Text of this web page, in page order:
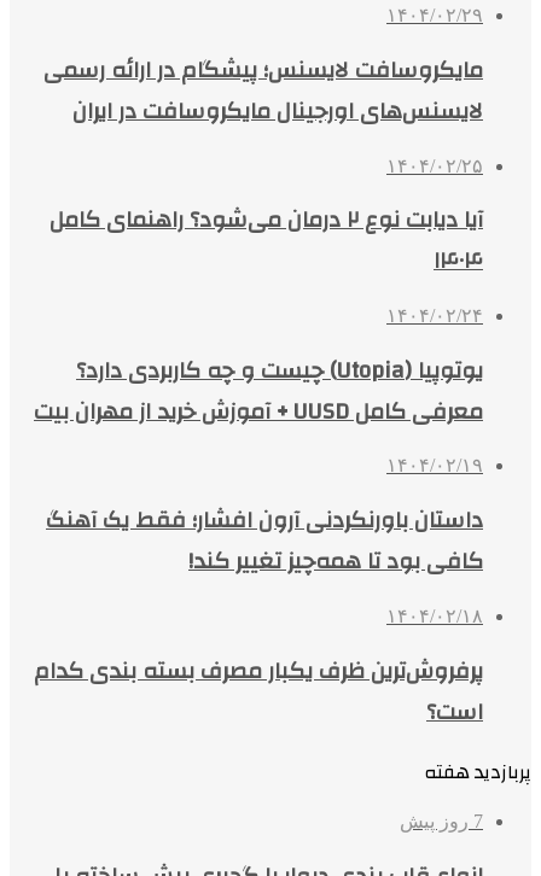
۱۴۰۴/۰۲/۲۹
مایکروسافت لایسنس؛ پیشگام در ارائه رسمی
لایسنس‌های اورجینال مایکروسافت در ایران
۱۴۰۴/۰۲/۲۵
آیا دیابت نوع ۲ درمان می‌شود؟ راهنمای کامل
۱۴۰۴
۱۴۰۴/۰۲/۲۴
یوتوپیا (Utopia) چیست و چه کاربردی دارد؟
معرفی کامل UUSD + آموزش خرید از مهران بیت
۱۴۰۴/۰۲/۱۹
داستان باورنکردنی آرون افشار؛ فقط یک آهنگ
کافی بود تا همه‌چیز تغییر کند!
۱۴۰۴/۰۲/۱۸
پرفروش‌ترین ظرف یکبار مصرف بسته بندی کدام
است؟
پربازدید هفته
7 روز پیش